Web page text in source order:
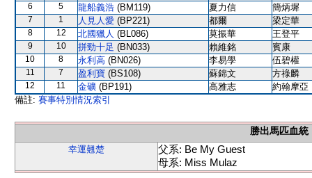
6 5 龍船義浩 (BM119) 夏力信 簡炳墀
7 1 人見人愛 (BP221) 都爾 梁定華
8 12 北國獵人 (BL086) 莫振華 王登平
9 10 拼勁十足 (BN033) 賴維銘 賓康
10 8 永利高 (BN026) 李易學 伍碧權
11 7 盈利寶 (BS108) 蘇錦文 方祿麟
12 11 金礦 (BP191) 高雅志
約翰摩亞
備註: 賽事特別情況索引
勝出馬匹血統
幸運翹楚
父系: Be My Guest
母系: Miss Mulaz